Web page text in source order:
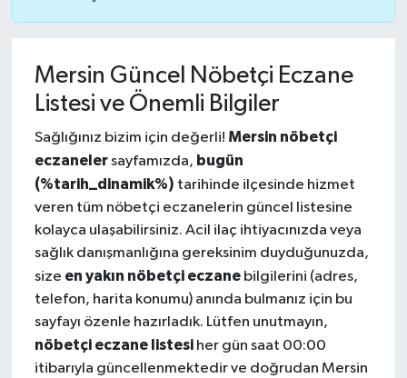
Mersin Güncel Nöbetçi Eczane
Listesi ve Önemli Bilgiler
Sağlığınız bizim için değerli! Mersin nöbetçi
eczanelersayfamızda, bugün
(%tarih_dinamik%) tarihinde ilçesinde hizmet
veren tüm nöbetçi eczanelerin güncel listesine
kolayca ulaşabilirsiniz. Acil ilaç ihtiyacınızda veya
sağlık danışmanlığına gereksinim duyduğunuzda,
size en yakın nöbetçi eczane bilgilerini (adres,
telefon, harita konumu) anında bulmanız için bu
sayfayı özenle hazırladık. Lütfen unutmayın,
nöbetçi eczane listesi her gün saat 00:00
itibarıyla güncellenmektedir ve doğrudan Mersin